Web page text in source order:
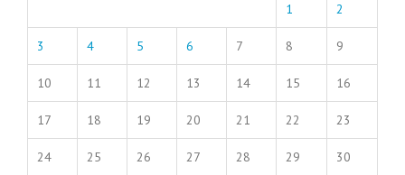
1 2
3 4 5 6 7 8 9
10 11 12 13 14 15 16
17 18 19 20 21 22 23
24 25 26 27 28 29 30